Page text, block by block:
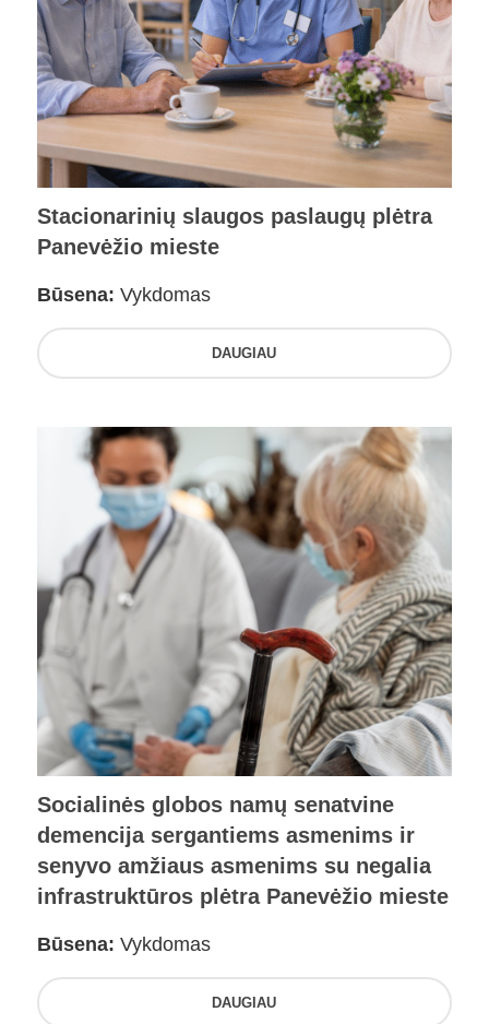
Stacionarinių slaugos paslaugų plėtra
Panevėžio mieste
Būsena: Vykdomas
DAUGIAU
Socialinės globos namų senatvine
demencija sergantiems asmenims ir
senyvo amžiaus asmenims su negalia
infrastruktūros plėtra Panevėžio mieste
Būsena: Vykdomas
DAUGIAU